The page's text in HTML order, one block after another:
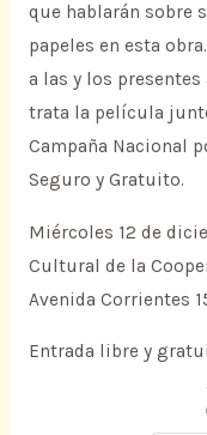
que hablarán sobre
papeles en esta
a las y los
trata la película
Campaña Nacional
Seguro y Gratuito.
Miércoles 12 de
Cultural de la
Avenida Corrientes
Entrada libre y